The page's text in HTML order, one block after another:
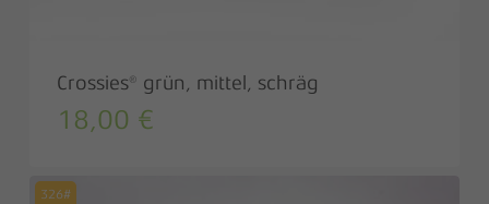
Crossies® grün, mittel, schräg
18,00 €
326#